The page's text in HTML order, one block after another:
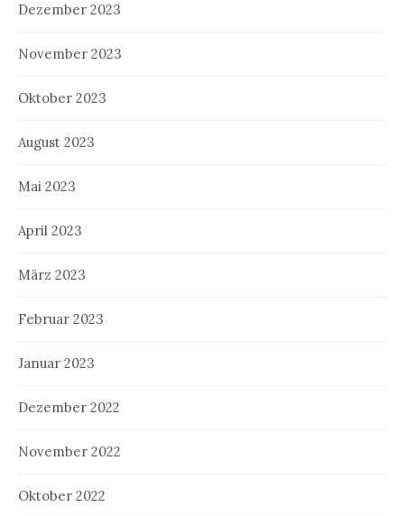
Dezember 2023
November 2023
Oktober 2023
August 2023
Mai 2023
April 2023
März 2023
Februar 2023
Januar 2023
Dezember 2022
November 2022
Oktober 2022